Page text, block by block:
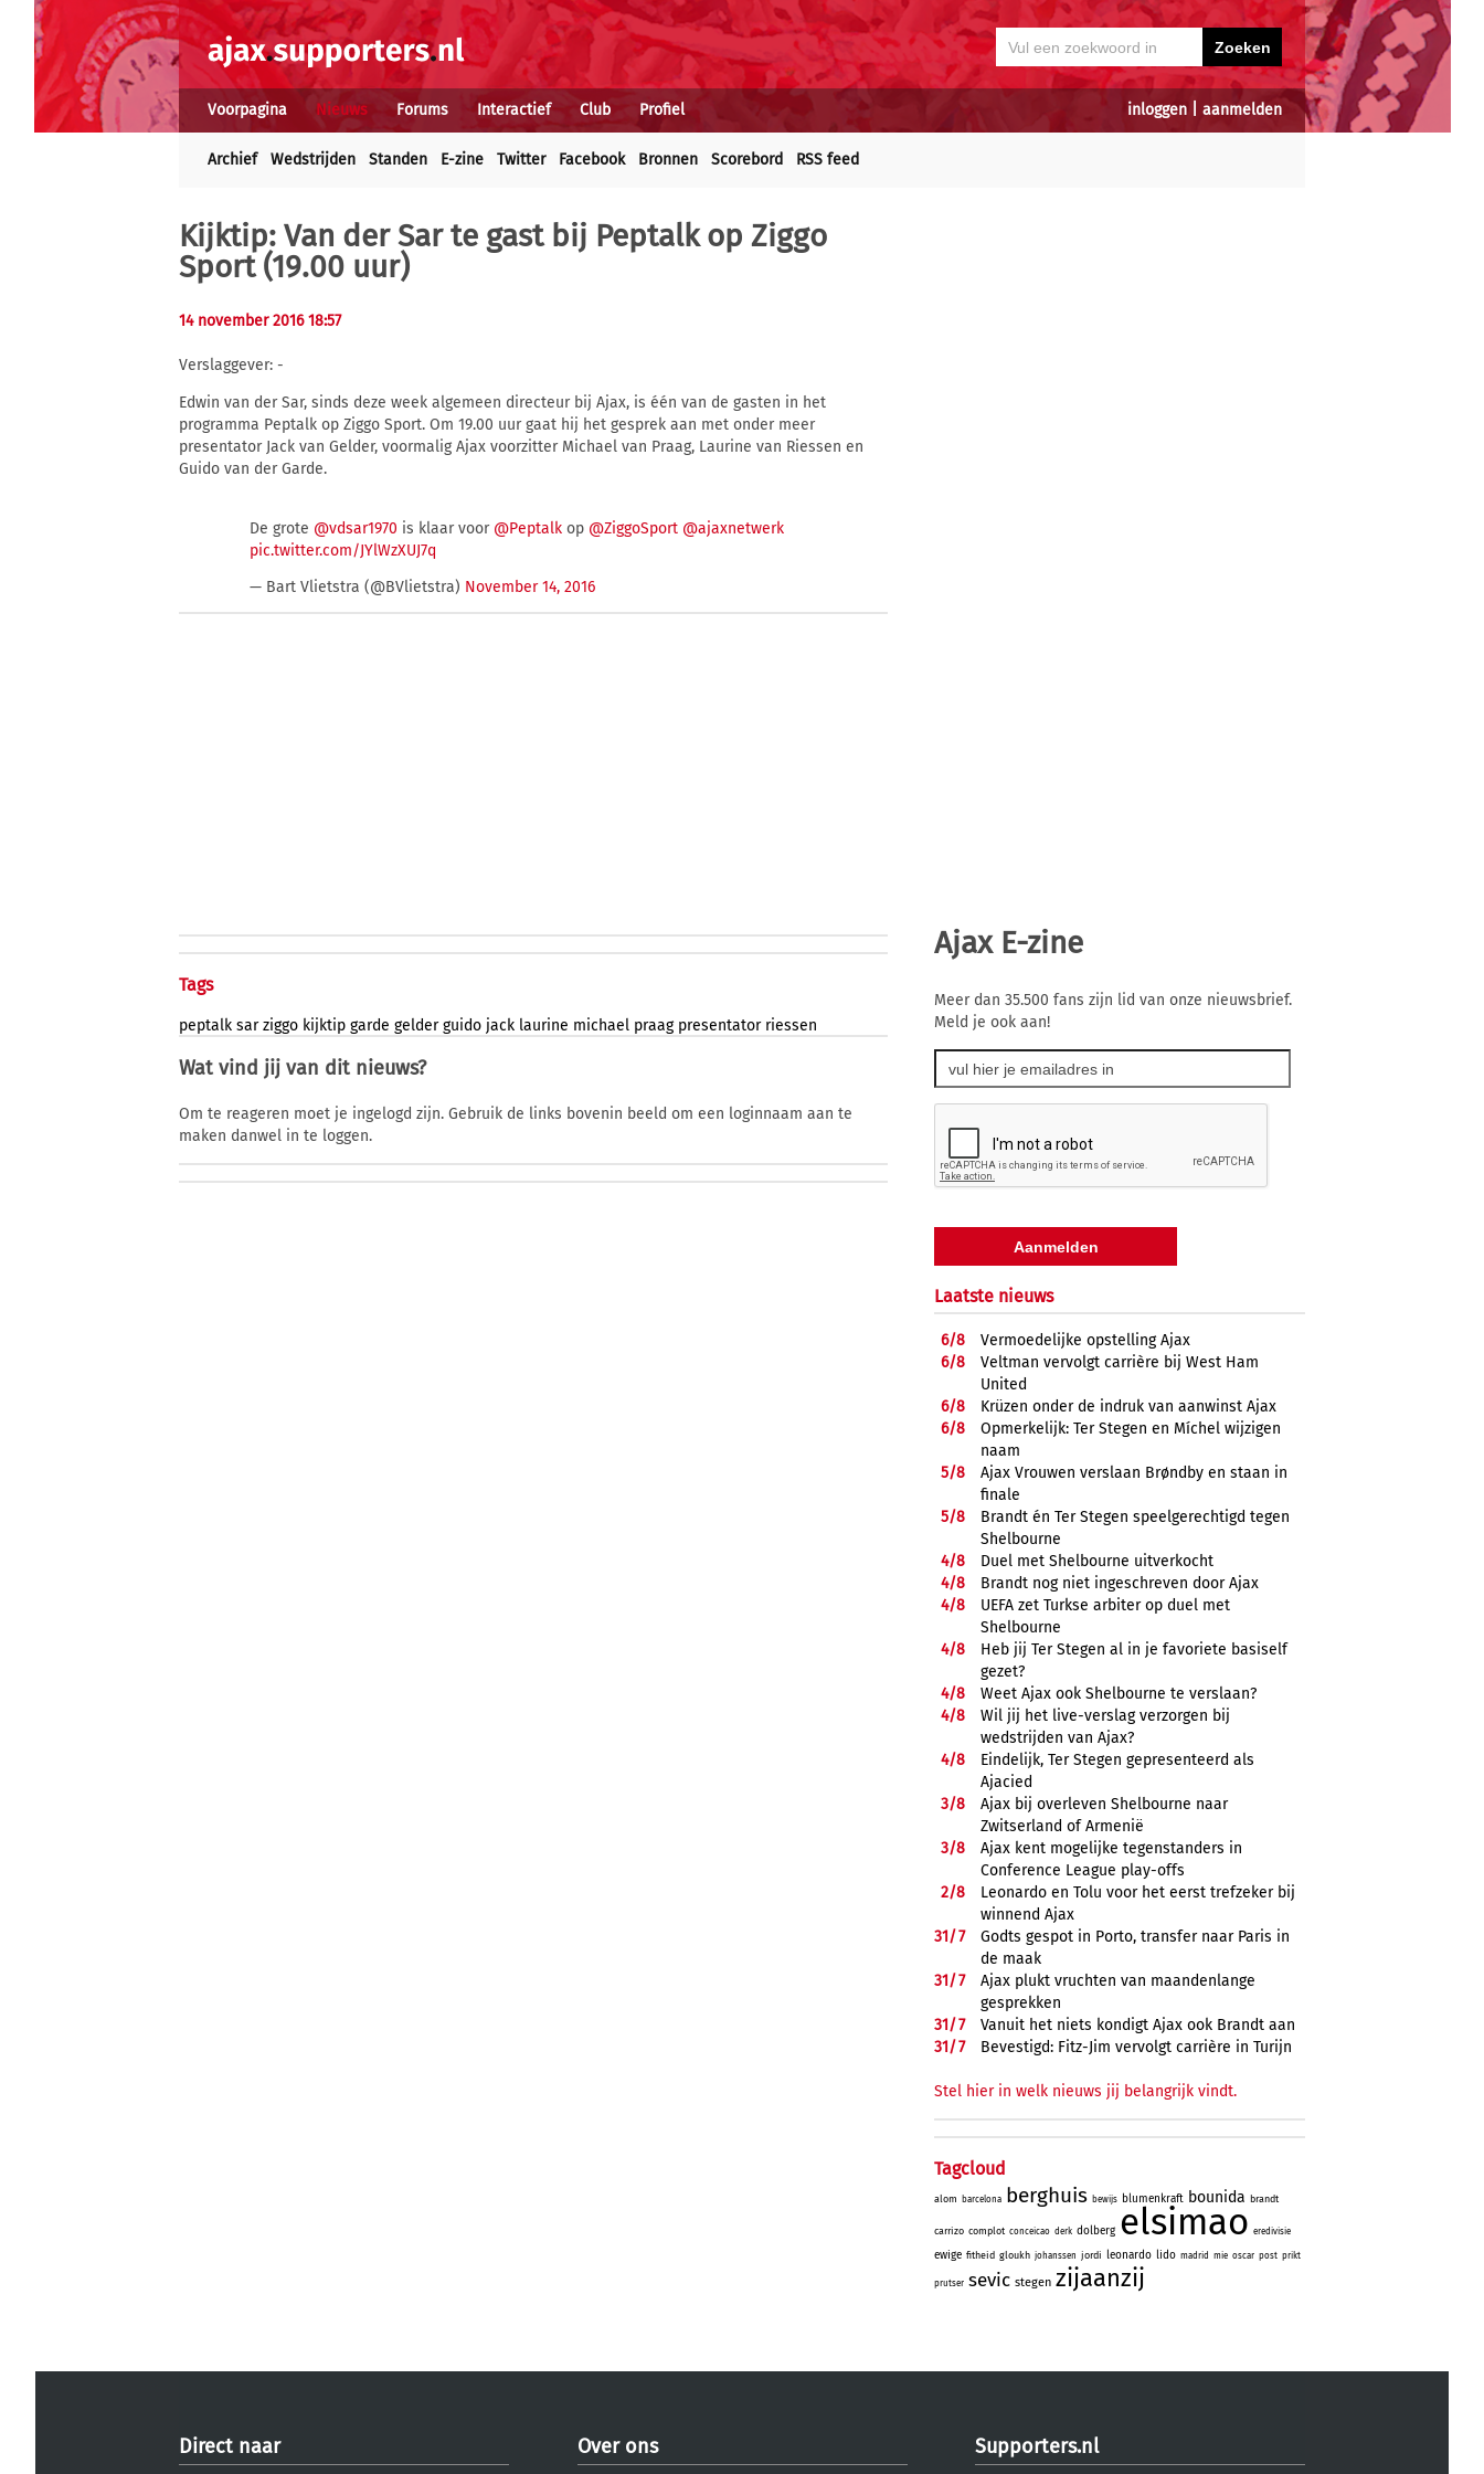
inloggen aanmelden
Voorpagina Nieuws Forums Interactief Club Profiel
Archief Wedstrijden Standen E-zine Twitter Facebook Bronnen Scorebord RSS feed
Kijktip: Van der Sar te gast bij Peptalk op Ziggo
Sport (19.00 uur)
14 november 2016 18:57
Verslaggever: -
Edwin van der Sar, sinds deze week algemeen directeur bij Ajax, is één van de gasten in het
programma Peptalk op Ziggo Sport. Om 19.00 uur gaat hij het gesprek aan met onder meer
presentator Jack van Gelder, voormalig Ajax voorzitter Michael van Praag, Laurine van Riessen en
Guido van der Garde.
De grote @vdsar1970 is klaar voor @Peptalk op @ZiggoSport @ajaxnetwerk
pic.twitter.com/JYlWzXUJ7q
— Bart Vlietstra (@BVlietstra) November 14, 2016
Tags
peptalk sar ziggo kijktip garde gelder guido jack laurine michael praag presentator riessen
Wat vind jij van dit nieuws?
Om te reageren moet je ingelogd zijn. Gebruik de links bovenin beeld om een loginnaam aan te
maken danwel in te loggen.
Ajax E-zine
Meer dan 35.500 fans zijn lid van onze nieuwsbrief.
Meld je ook aan!
Laatste nieuws
6/8
Vermoedelijke opstelling Ajax
6/8
Veltman vervolgt carrière bij West Ham
United
6/8
Krüzen onder de indruk van aanwinst Ajax
6/8
Opmerkelijk: Ter Stegen en Míchel wijzigen
naam
5/8
Ajax Vrouwen verslaan Brøndby en staan in
finale
5/8
Brandt én Ter Stegen speelgerechtigd tegen
Shelbourne
4/8
Duel met Shelbourne uitverkocht
4/8
Brandt nog niet ingeschreven door Ajax
4/8
UEFA zet Turkse arbiter op duel met
Shelbourne
4/8
Heb jij Ter Stegen al in je favoriete basiself
gezet?
4/8
Weet Ajax ook Shelbourne te verslaan?
4/8
Wil jij het live-verslag verzorgen bij
wedstrijden van Ajax?
4/8
Eindelijk, Ter Stegen gepresenteerd als
Ajacied
3/8
Ajax bij overleven Shelbourne naar
Zwitserland of Armenië
3/8
Ajax kent mogelijke tegenstanders in
Conference League play-offs
2/8
Leonardo en Tolu voor het eerst trefzeker bij
winnend Ajax
31/7
Godts gespot in Porto, transfer naar Paris in
de maak
31/7
Ajax plukt vruchten van maandenlange
gesprekken
31/7
Vanuit het niets kondigt Ajax ook Brandt aan
31/7 Bevestigd: Fitz-Jim vervolgt carrière in Turijn
Stel hier in welk nieuws jij belangrijk vindt.
Tagcloud
alom barcelona berghuis bewijs blumenkraft bounida brandt
carrizo complot conceicao derk dolberg elsimao eredivisie
ewige fitheid gloukh johanssen jordi leonardo lido madrid mie oscar post prikt
prutser sevic stegen zijaanzij
Direct naar Over ons Supporters.nl